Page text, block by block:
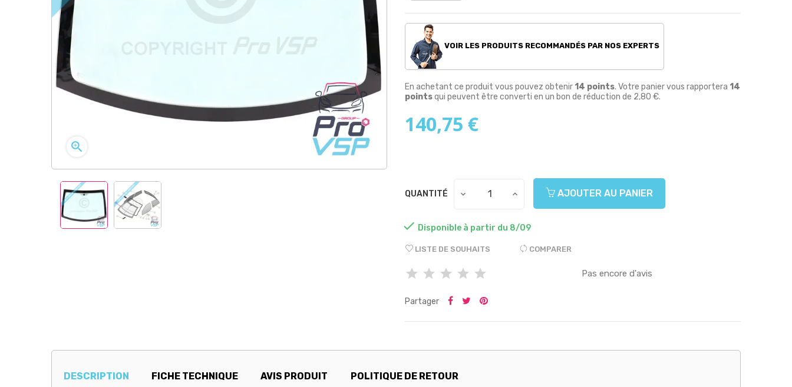

VOIR LES PRODUITS RECOMMANDÉS PAR NOS EXPERTS
En achetant ce produit vous pouvez obtenir 14 points. Votre panier vous rapportera 14
pointsqui peuvent être converti en un bon de réduction de 2,80 €.
140,75 €
QUANTITÉ AJOUTER AU PANIER
 Disponible à partir du 8/09
LISTE DE SOUHAITS COMPARER
Pas encore d'avis
Partager
DESCRIPTION FICHE TECHNIQUE AVIS PRODUIT POLITIQUE DE RETOUR